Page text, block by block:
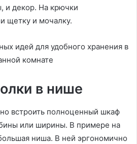
и декор. На крючки
щетку и мочалку.
в нише
встроить полноценный шкаф
или ширины. В примере на
ниша. В ней эргономично